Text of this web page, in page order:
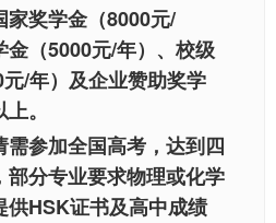
家奖学金（8000元/
（5000元/年）、校级
/年）及企业赞助奖学
。
需参加全国高考，达到四
部分专业要求物理或化学
供HSK证书及高中成绩